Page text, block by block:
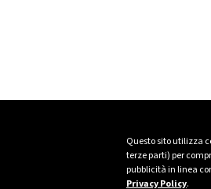
Questo sito utilizza
terze parti) per
pubblicità in linea
Privacy Policy.